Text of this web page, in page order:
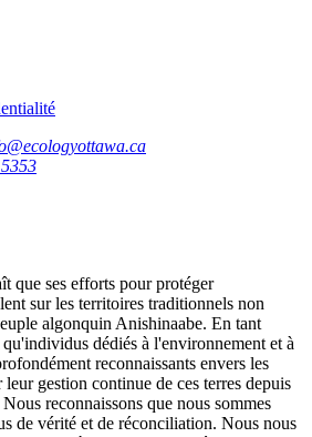
que ses efforts pour protéger
sur les territoires traditionnels non
algonquin Anishinaabe. En tant
dédiés à l'environnement et à
reconnaissants envers les
gestion continue de ces terres depuis
reconnaissons que nous sommes
de vérité et de réconciliation. Nous nous